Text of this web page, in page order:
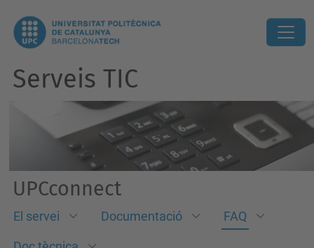
Serveis TIC
UPCconnect
El servei Documentació FAQ